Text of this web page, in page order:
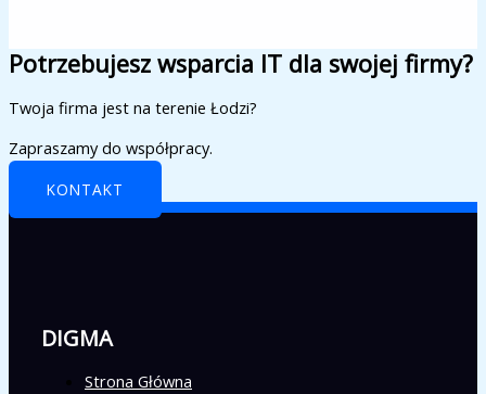
Potrzebujesz wsparcia IT dla swojej firmy?
Twoja firma jest na terenie Łodzi?
Zapraszamy do współpracy.
KONTAKT
DIGMA
Strona Główna